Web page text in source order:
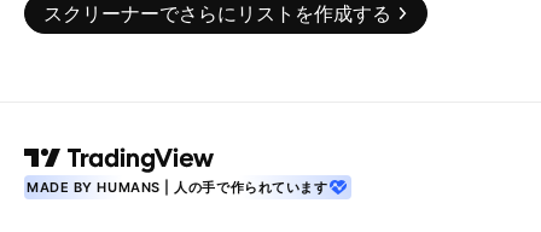
スクリーナーでさらにリストを作成する
MADE BY HUMANS | 人の手で作られています